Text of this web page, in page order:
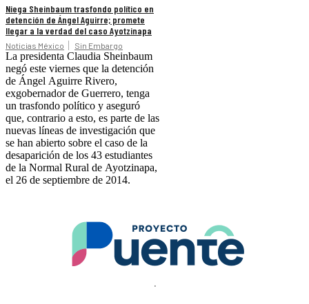
Niega Sheinbaum trasfondo político en
detención de Ángel Aguirre; promete
llegar a la verdad del caso Ayotzinapa
Noticias México Sin Embargo
La presidenta Claudia Sheinbaum
negó este viernes que la detención
de Ángel Aguirre Rivero,
exgobernador de Guerrero, tenga
un trasfondo político y aseguró
que, contrario a esto, es parte de las
nuevas líneas de investigación que
se han abierto sobre el caso de la
desaparición de los 43 estudiantes
de la Normal Rural de Ayotzinapa,
el 26 de septiembre de 2014.
.